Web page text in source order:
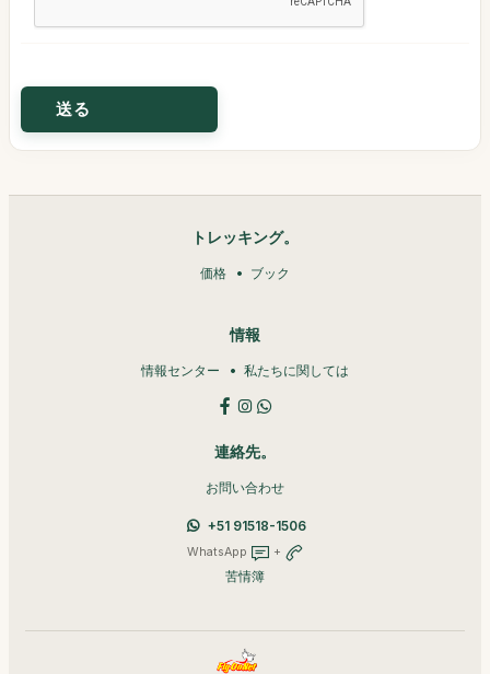
トレッキング。
価格 ブック
情報
情報センター 私たちに関しては
連絡先。
お問い合わせ
+51 91518-1506
WhatsApp +
苦情簿